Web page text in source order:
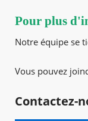
Pour plus
Notre équipe se
Vous pouvez
Contactez-